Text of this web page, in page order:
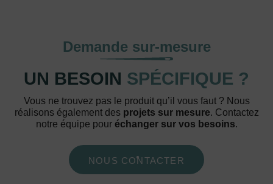
Demande sur-mesure
UN BESOIN SPÉCIFIQUE ?
Vous ne trouvez pas le produit qu’il vous faut ? Nous
réalisons également des projets sur mesure. Contactez
notre équipe pour échanger sur vos besoins.
NOUS CONTACTER